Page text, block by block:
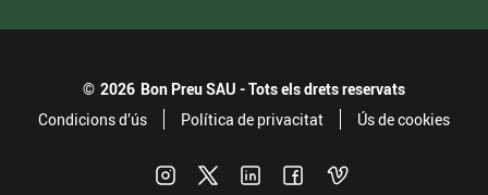
© 2026 Bon Preu SAU - Tots els drets reservats
Condicions d’ús
Política de privacitat Ús de cookies